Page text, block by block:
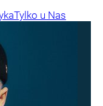
Tylko u Nas